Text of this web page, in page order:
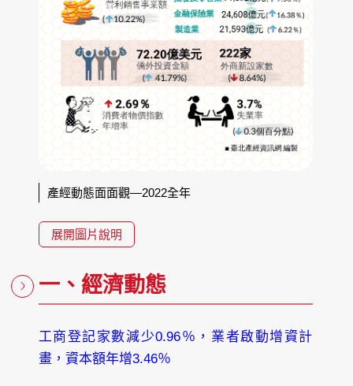
產經動態面面觀—2022全年
展開圖片說明
一、經濟動態
工商登記家數減少0.96％，業者啟動增資計
畫，資本額年增3.46％